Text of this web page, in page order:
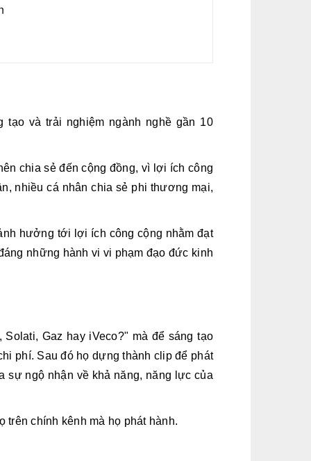
và trải nghiệm ngành nghề gần 10
chia sẻ đến cộng đồng, vì lợi ích công
nhiều cá nhân chia sẻ phi thương mại,
hưởng tới lợi ích công cộng nhằm đạt
những hành vi vi phạm đạo đức kinh
Gaz hay iVeco?" mà để sáng tạo
phí. Sau đó họ dựng thành clip để phát
sự ngộ nhận về khả năng, năng lực của
chính kênh mà họ phát hành.